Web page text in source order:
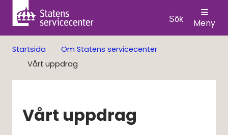
Sök Meny
Startsida
Om Statens servicecenter
Vårt uppdrag
Vårt uppdrag